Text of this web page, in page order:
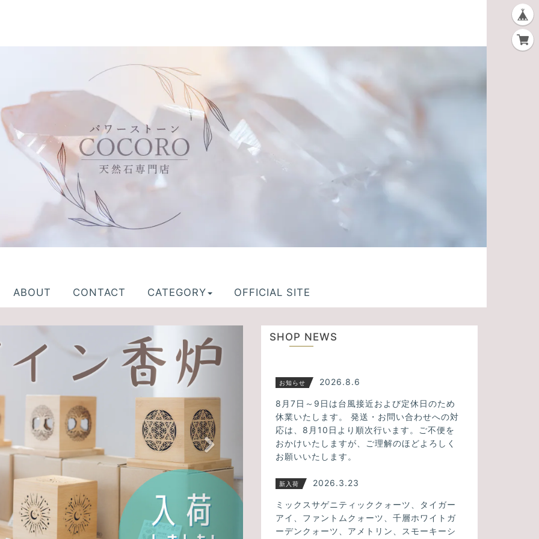
ABOUT CONTACT CATEGORY OFFICIAL SITE
N
e
SHOP NEWS
お知らせ 2026.8.6
8月7日～9日は台風接近および定休日のため
休業いたします。 発送・お問い合わせへの対
応は、8月10日より順次行います。ご不便を
おかけいたしますが、ご理解のほどよろしく
お願いいたします。
新入荷 2026.3.23
ミックスサゲニティッククォーツ、タイガー
アイ、ファントムクォーツ、千層ホワイトガ
ーデンクォーツ、アメトリン、スモーキーシ